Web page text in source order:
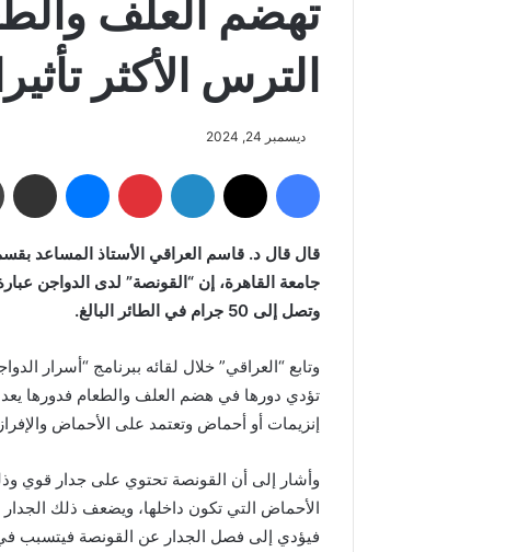
تهضم العلف
الترس الأكثر
ديسمبر 24, 2024
فيسبوك لينكدإن بينتيريست ماسنجر
قالقال د. قاسم العراقي الأستاذ المساعد
جامعة القاهرة، إن “القونصة” لدى الدواجن
وتصل إلى 50 جرام في الطائر البالغ.
وتابع “العراقي” خلال لقائه ببرنامج “أسرار
تؤدي دورها في هضم العلف والطعام فدورها يعد
إنزيمات أو أحماض وتعتمد على الأحماض
وأشار إلى أن القونصة تحتوي على جدار قوي
الأحماض التي تكون داخلها، ويضعف ذلك
فيؤدي إلى فصل الجدار عن القونصة فيتسبب في